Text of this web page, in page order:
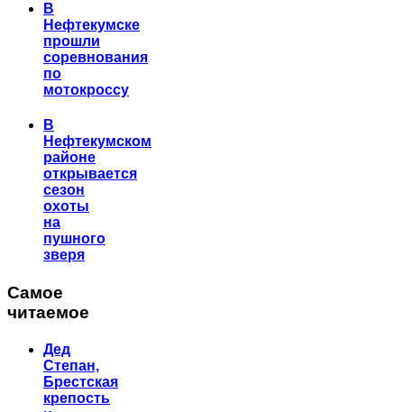
В
Нефтекумске
прошли
соревнования
по
мотокроссу
В
Нефтекумском
районе
открывается
сезон
охоты
на
пушного
зверя
Самое
читаемое
Дед
Степан,
Брестская
крепость